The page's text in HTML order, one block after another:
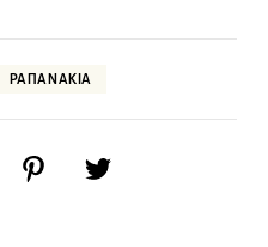
ΡΑΠΑΝΑΚΙΑ